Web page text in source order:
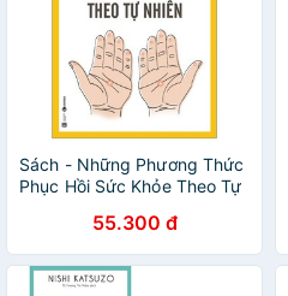
Sách - Những Phương Thức
Phục Hồi Sức Khỏe Theo Tự
55.300 đ